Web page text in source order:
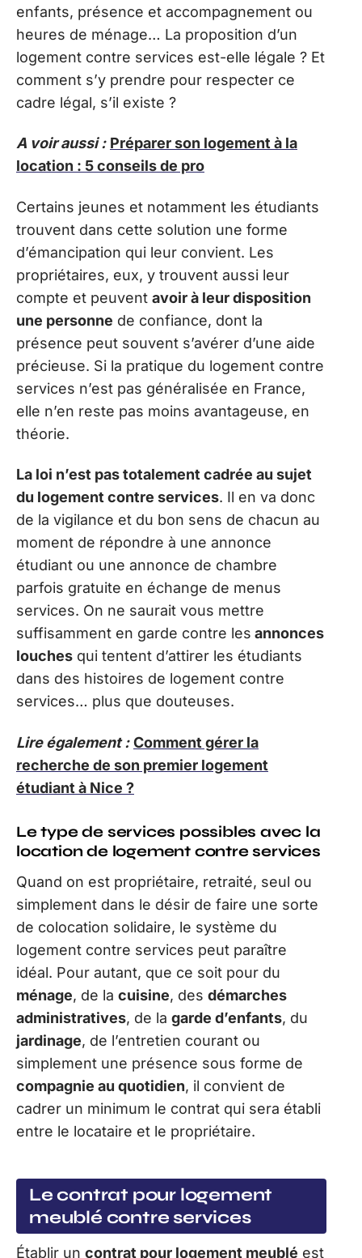
enfants, présence et accompagnement ou
heures de ménage… La proposition d’un
logement contre services est-elle légale ? Et
comment s’y prendre pour respecter ce
cadre légal, s’il existe ?
A voir aussi : Préparer son logement à la
location : 5 conseils de pro
Certains jeunes et notamment les étudiants
trouvent dans cette solution une forme
d’émancipation qui leur convient. Les
propriétaires, eux, y trouvent aussi leur
compte et peuvent avoir à leur disposition
une personne de confiance, dont la
présence peut souvent s’avérer d’une aide
précieuse. Si la pratique du logement contre
services n’est pas généralisée en France,
elle n’en reste pas moins avantageuse, en
théorie.
La loi n’est pas totalement cadrée au sujet
du logement contre services. Il en va donc
de la vigilance et du bon sens de chacun au
moment de répondre à une annonce
étudiant ou une annonce de chambre
parfois gratuite en échange de menus
services. On ne saurait vous mettre
suffisamment en garde contre les annonces
louches qui tentent d’attirer les étudiants
dans des histoires de logement contre
services… plus que douteuses.
Lire également : Comment gérer la
recherche de son premier logement
étudiant à Nice ?
Le type de services possibles avec la
location de logement contre services
Quand on est propriétaire, retraité, seul ou
simplement dans le désir de faire une sorte
de colocation solidaire, le système du
logement contre services peut paraître
idéal. Pour autant, que ce soit pour du
ménage, de la cuisine, des démarches
administratives, de la garde d’enfants, du
jardinage, de l’entretien courant ou
simplement une présence sous forme de
compagnie au quotidien, il convient de
cadrer un minimum le contrat qui sera établi
entre le locataire et le propriétaire.
Le contrat pour logement
meublé contre services
Établir un contrat pour logement meublé est